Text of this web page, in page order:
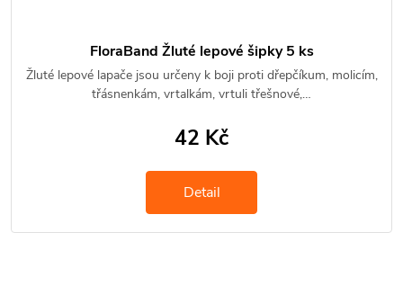
FloraBand Žluté lepové šipky 5 ks
Žluté lepové lapače jsou určeny k boji proti dřepčíkum, molicím,
třásnenkám, vrtalkám, vrtuli třešnové,…
42 Kč
Detail